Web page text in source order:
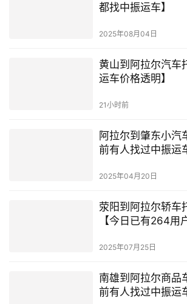
都找中振运车】
2025年08月04日
黄山到阿拉尔汽车
运车价格透明】
21小时前
阿拉尔到肇东小汽
前有人找过中振运
2025年04月20日
荥阳到阿拉尔轿车
【今日已有264用
2025年07月25日
南雄到阿拉尔商品
前有人找过中振运